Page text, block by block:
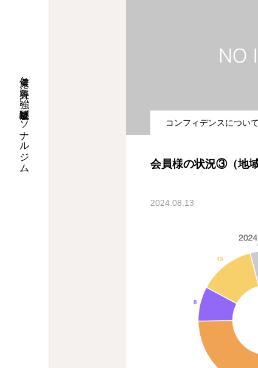
健康と美容に強い岐阜駅近パーソナルジム コンフィデンスについて
会員様の状況③（地域
2024.08.13